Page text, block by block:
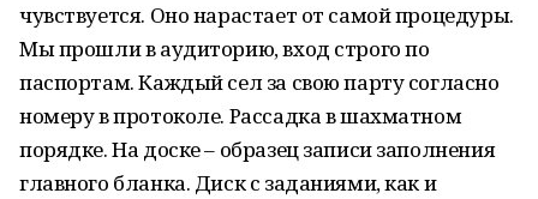
чувствуется. Оно нарастает от самой процедуры.
Мы прошли в аудиторию, вход строго по
паспортам. Каждый сел за свою парту согласно
номеру в протоколе. Рассадка в шахматном
порядке. На доске – образец записи заполнения
главного бланка. Диск с заданиями, как и